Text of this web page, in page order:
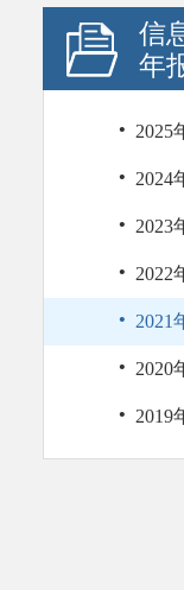
信
年
· 2025
· 2024
· 2023
· 2022
· 2021
· 2020
· 2019